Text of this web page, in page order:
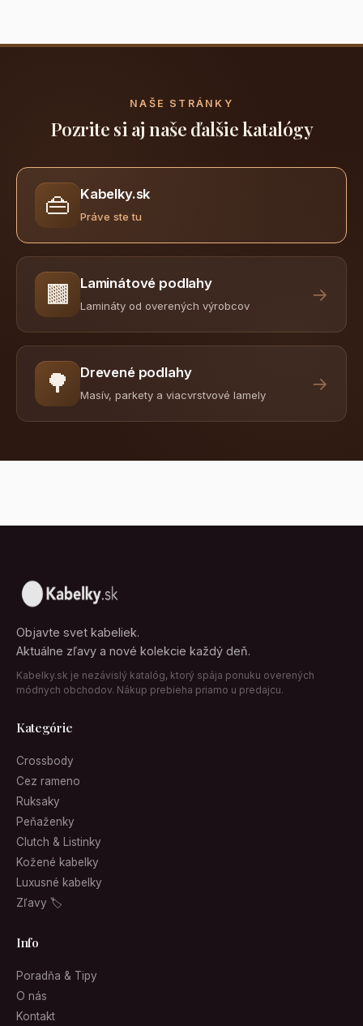
NAŠE STRÁNKY
Pozrite si aj naše ďalšie katalógy
👜 Kabelky.sk
Práve ste tu
🟫 Laminátové podlahy
Lamináty od overených výrobcov
→
🌳 Drevené podlahy
Masív, parkety a viacvrstvové lamely
→
Objavte svet kabeliek.
Aktuálne zľavy a nové kolekcie každý deň.
Kabelky.sk je nezávislý katalóg, ktorý spája ponuku overených
módnych obchodov. Nákup prebieha priamo u predajcu.
Kategórie
Crossbody
Cez rameno
Ruksaky
Peňaženky
Clutch & Listinky
Kožené kabelky
Luxusné kabelky
Zľavy 🏷
Info
Poradňa & Tipy
O nás
Kontakt